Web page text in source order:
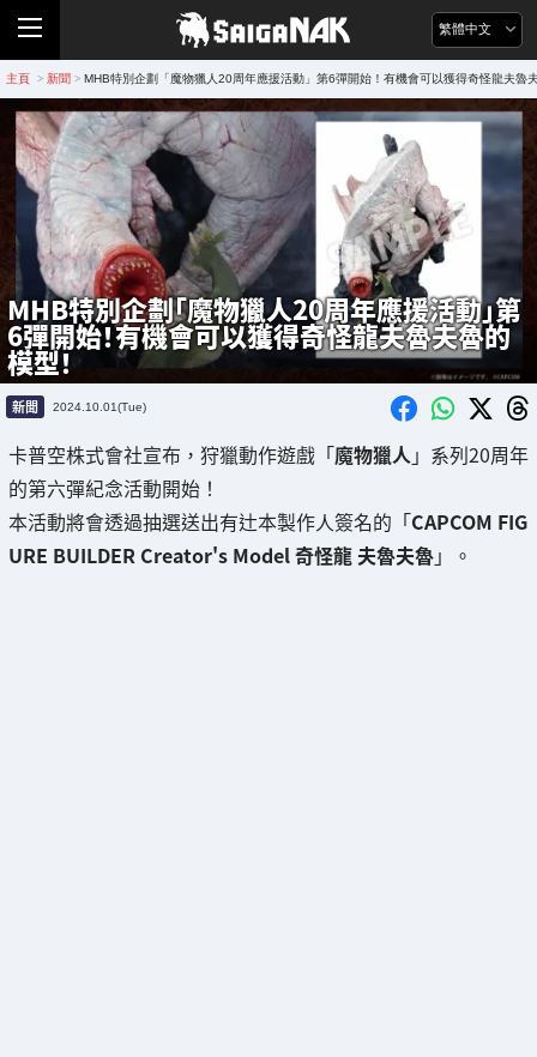
繁體中文
主頁 > 新聞 > MHB特別企劃「魔物獵人20周年應援活動」第6彈開始！有機會可以獲得奇怪龍夫魯
MHB特別企劃「魔物獵人20周年應援活動」第
6彈開始！有機會可以獲得奇怪龍夫魯夫魯的
模型！
新聞 2024.10.01(Tue)
卡普空株式會社宣布，狩獵動作遊戲「魔物獵人 」系列20周年
的第六彈紀念活動開始！
本活動將會透過抽選送出有辻本製作人簽名的「CAPCOM FIG
URE BUILDER Creator's Model 奇怪龍 夫魯夫魯」。